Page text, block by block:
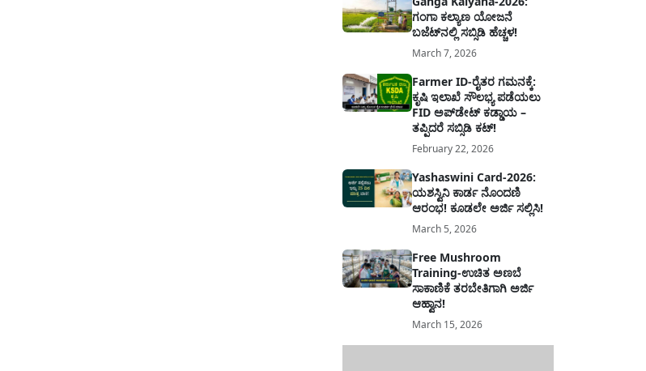
ವರ್ಷಗಳ ನಂತರದ ಜೀವನವನ್ನು ನೆಮ್ಮದಿಯಿಂದ
ಕಳೆಯಬೇಕೆಂಬುದು ಪ್ರತಿಯೊಬ್ಬರ ಕನಸಾಗಿರುತ್ತದೆ ಆದ್ದರಿಂದ
ಸರ್ಕಾರವು ಹಿರಿಯ ನಾಗರಿಕರ ಗುರುತಿನ ಚೀಟಿ...
ಗಂಗಾ ಕಲ್ಯಾಣ ಯೋಜನೆ
ಬಜೆಟ್‌ನಲ್ಲಿ ಸಬ್ಸಿಡಿ ಹೆಚ್ಚಳ!
March 7, 2026
Farmer ID-ರೈತರ ಗಮನಕ್ಕೆ:
ಕೃಷಿ ಇಲಾಖೆ ಸೌಲಭ್ಯ ಪಡೆಯಲು
FID ಅಪ್‌ಡೇಟ್ ಕಡ್ಡಾಯ –
ತಪ್ಪಿದರೆ ಸಬ್ಸಿಡಿ ಕಟ್!
February 22, 2026
Yashaswini Card-2026:
ಯಶಸ್ವಿನಿ ಕಾರ್ಡ ನೊಂದಣಿ
ಆರಂಭ! ಕೂಡಲೇ ಅರ್ಜಿ ಸಲ್ಲಿಸಿ!
March 5, 2026
Free Mushroom
Training-ಉಚಿತ ಅಣಬೆ
ಸಾಕಾಣಿಕೆ ತರಬೇತಿಗಾಗಿ ಅರ್ಜಿ
ಆಹ್ವಾನ!
March 15, 2026